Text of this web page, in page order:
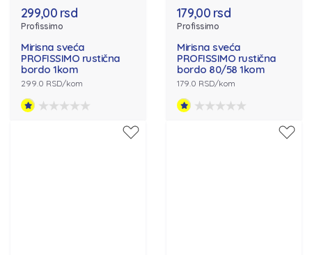
299,00 rsd
Profissimo
Mirisna sveća
PROFISSIMO rustična
bordo 1kom
299.0 RSD/kom
179,00 rsd
Profissimo
Mirisna sveća
PROFISSIMO rustična
bordo 80/58 1kom
179.0 RSD/kom